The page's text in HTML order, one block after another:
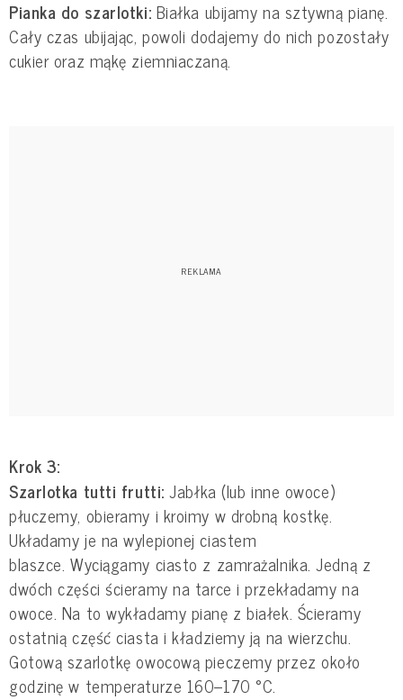
Pianka do szarlotki: Białka ubijamy na sztywną pianę.
Cały czas ubijając, powoli dodajemy do nich pozostały
cukier oraz mąkę ziemniaczaną.
Krok 3:
Szarlotka tutti frutti:Jabłka (lub inne owoce)
płuczemy, obieramy i kroimy w drobną kostkę.
Układamy je na wylepionej ciastem
blaszce. Wyciągamy ciasto z zamrażalnika. Jedną z
dwóch części ścieramy na tarce i przekładamy na
owoce. Na to wykładamy pianę z białek. Ścieramy
ostatnią część ciasta i kładziemy ją na wierzchu.
Gotową szarlotkę owocową pieczemy przez około
godzinę w temperaturze 160–170 °C.